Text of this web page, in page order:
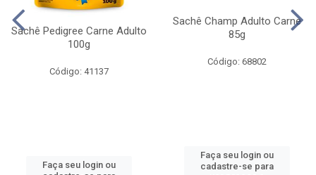
Sachê Pedigree Carne Adulto
100g
Código: 41137
Faça seu login ou
Sachê Champ Adulto Carne
85g
Código: 68802
Faça seu login ou
cadastre-se para